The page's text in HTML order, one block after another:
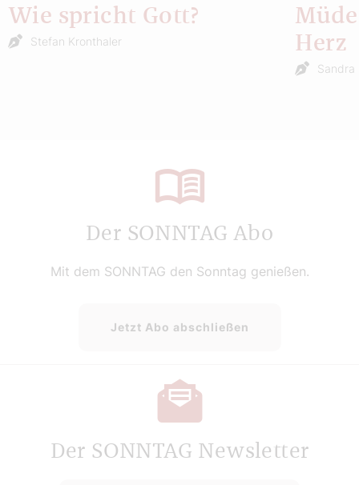
Wie spricht Gott?
Stefan Kronthaler
Herz
Sandra
Der SONNTAG Abo
Mit dem SONNTAG den Sonntag genießen.
Jetzt Abo abschließen
Der SONNTAG Newsletter